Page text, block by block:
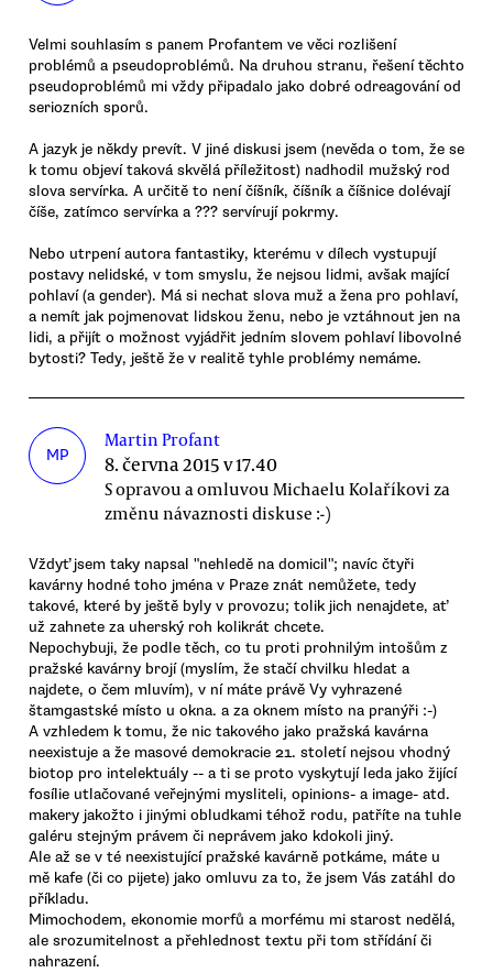
Velmi souhlasím s panem Profantem ve věci rozlišení
problémů a pseudoproblémů. Na druhou stranu, řešení těchto
pseudoproblémů mi vždy připadalo jako dobré odreagování od
seriozních sporů.
A jazyk je někdy prevít. V jiné diskusi jsem (nevěda o tom, že se
k tomu objeví taková skvělá příležitost) nadhodil mužský rod
slova servírka. A určitě to není číšník, číšník a číšnice dolévají
číše, zatímco servírka a ??? servírují pokrmy.
Nebo utrpení autora fantastiky, kterému v dílech vystupují
postavy nelidské, v tom smyslu, že nejsou lidmi, avšak mající
pohlaví (a gender). Má si nechat slova muž a žena pro pohlaví,
a nemít jak pojmenovat lidskou ženu, nebo je vztáhnout jen na
lidi, a přijít o možnost vyjádřit jedním slovem pohlaví libovolné
bytosti? Tedy, ještě že v realitě tyhle problémy nemáme.
MP
Martin Profant
8. června 2015 v 17.40
S opravou a omluvou Michaelu Kolaříkovi za
změnu návaznosti diskuse :-)
Vždyť jsem taky napsal "nehledě na domicil"; navíc čtyři
kavárny hodné toho jména v Praze znát nemůžete, tedy
takové, které by ještě byly v provozu; tolik jich nenajdete, ať
už zahnete za uherský roh kolikrát chcete.
Nepochybuji, že podle těch, co tu proti prohnilým intošům z
pražské kavárny brojí (myslím, že stačí chvilku hledat a
najdete, o čem mluvím), v ní máte právě Vy vyhrazené
štamgastské místo u okna. a za oknem místo na pranýři :-)
A vzhledem k tomu, že nic takového jako pražská kavárna
neexistuje a že masové demokracie 21. století nejsou vhodný
biotop pro intelektuály -- a ti se proto vyskytují leda jako žijící
fosílie utlačované veřejnými mysliteli, opinions- a image- atd.
makery jakožto i jinými obludkami téhož rodu, patříte na tuhle
galéru stejným právem či neprávem jako kdokoli jiný.
Ale až se v té neexistující pražské kavárně potkáme, máte u
mě kafe (či co pijete) jako omluvu za to, že jsem Vás zatáhl do
příkladu.
Mimochodem, ekonomie morfů a morfému mi starost nedělá,
ale srozumitelnost a přehlednost textu při tom střídání či
nahrazení.